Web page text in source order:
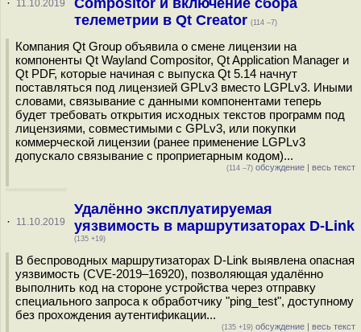
· 11.10.2019
Compositor и включение сбора
телеметрии в Qt Creator (114 –7)
Компания Qt Group объявила о смене лицензии на
компоненты Qt Wayland Compositor, Qt Application Manager и
Qt PDF, которые начиная с выпуска Qt 5.14 начнут
поставляться под лицензией GPLv3 вместо LGPLv3. Иными
словами, связывание с данными компонентами теперь
будет требовать открытия исходных текстов программ под
лицензиями, совместимыми с GPLv3, или покупки
коммерческой лицензии (ранее применение LGPLv3
допускало связывание с проприетарным кодом)...
(114 –7) обсуждение | весь текст
· 11.10.2019
Удалённо эксплуатируемая
уязвимость в маршрутизаторах D-Link
(135 +19)
В беспроводных маршрутизаторах D-Link выявлена опасная
уязвимость (CVE-2019–16920), позволяющая удалённо
выполнить код на стороне устройства через отправку
специального запроса к обработчику "ping_test", доступному
без прохождения аутентификации...
(135 +19) обсуждение | весь текст